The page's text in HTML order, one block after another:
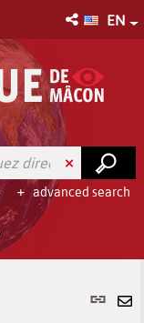
EN
advanced search
link